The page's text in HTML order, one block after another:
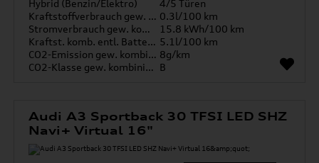
Hybrid (Benzin/Elektro)
4/5 Türen
Kraftstoffverbrauch gew. kombiniert 0.3l/100 km
Stromverbrauch gew. kombiniert
15.8 kWh/100 km
Kraftst. komb. entl. Batterie 5.1l/100 km
CO2-Emission gew. kombiniert 8g/km
CO2-Klasse gew. kombiniert B
Audi A3 Sportback 30 TFSI LED SHZ
Navi+ Virtual 16"